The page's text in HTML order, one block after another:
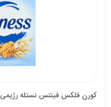
کورن فلکس فیتنس نستله رژیمی 410 گرمی